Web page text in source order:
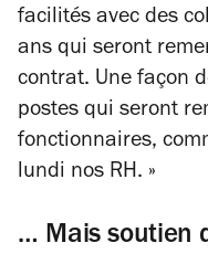
facilités avec des
ans qui seront
contrat. Une façon
postes qui seront
fonctionnaires,
lundi nos RH. »
… Mais soutien